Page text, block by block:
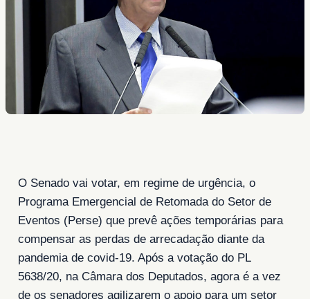
O Senado vai votar, em regime de urgência, o
Programa Emergencial de Retomada do Setor de
Eventos (Perse) que prevê ações temporárias para
compensar as perdas de arrecadação diante da
pandemia de covid-19. Após a votação do PL
5638/20, na Câmara dos Deputados, agora é a vez
de os senadores agilizarem o apoio para um setor